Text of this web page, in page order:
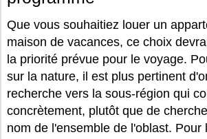
Que vous souhaitiez louer un
maison de vacances, ce choix
la priorité prévue pour le voyage.
sur la nature, il est plus pertinent
recherche vers la sous-région qui
concrètement, plutôt que de
nom de l'ensemble de l'oblast. Pour